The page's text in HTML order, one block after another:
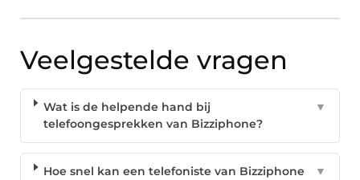
Veelgestelde vragen
Wat is de helpende hand bij
telefoongesprekken van Bizziphone?
▼
Hoe snel kan een telefoniste van Bizziphone
▼